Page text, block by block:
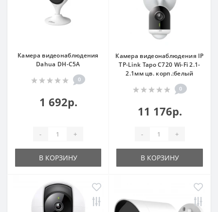
Камера видеонаблюдения
Dahua DH-C5A
0
1 692р.
- +
В КОРЗИНУ
Камера видеонаблюдения IP
TP-Link Tapo C720 Wi-Fi 2.1-
2.1мм цв. корп.:белый
0
11 176р.
- +
В КОРЗИНУ